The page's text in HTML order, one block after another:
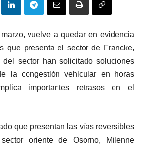
vuelve a quedar en evidencia
que presenta el sector de Francke,
sector han solicitado soluciones
la congestión vehicular en horas
importantes retrasos en el
que presentan las vías reversibles
oriente de Osorno, Milenne